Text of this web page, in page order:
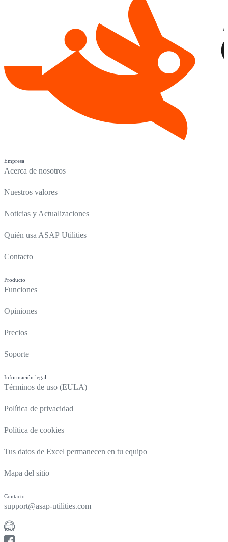
Empresa
Acerca de nosotros
Nuestros valores
Noticias y Actualizaciones
Quién usa ASAP Utilities
Contacto
Producto
Funciones
Opiniones
Precios
Soporte
Información legal
Términos de uso (EULA)
Política de privacidad
Política de cookies
Tus datos de Excel permanecen en tu equipo
Mapa del sitio
Contacto
support@asap-utilities.com